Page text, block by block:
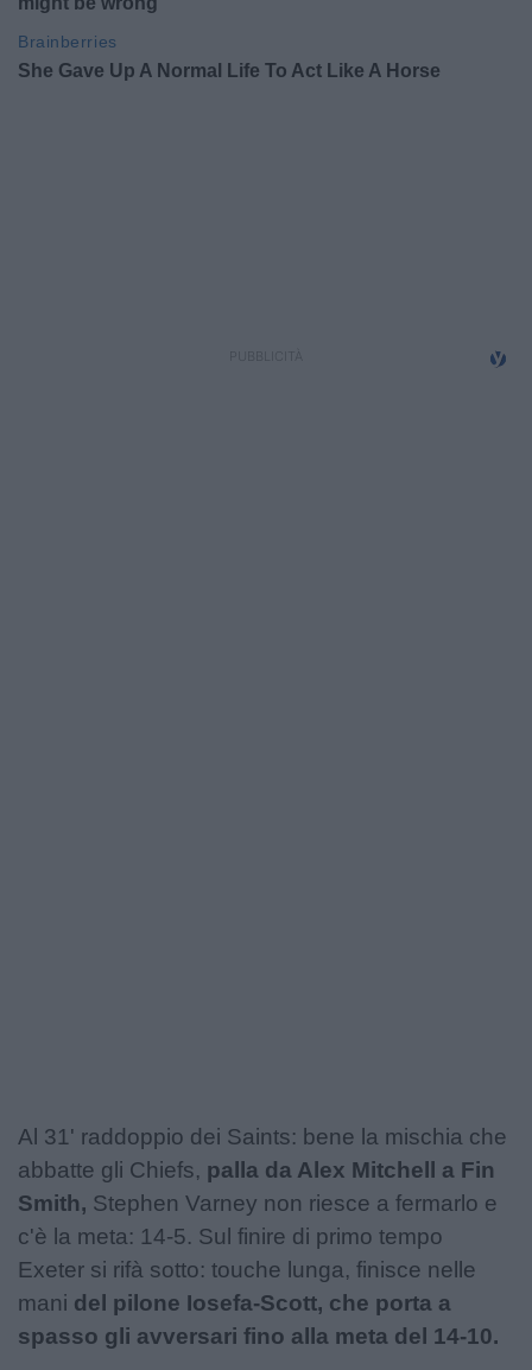
Al 31' raddoppio dei Saints: bene la mischia che
abbatte gli Chiefs, palla da Alex Mitchell a Fin
Smith, Stephen Varney non riesce a fermarlo e
c'è la meta: 14-5. Sul finire di primo tempo
Exeter si rifà sotto: touche lunga, finisce nelle
mani del pilone Iosefa-Scott, che porta a
spasso gli avversari fino alla meta del 14-10.